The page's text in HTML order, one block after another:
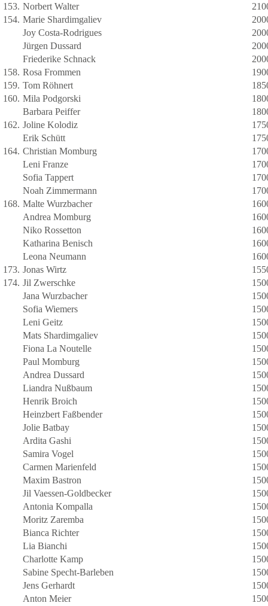
153. Norbert Walter
154. Marie Shardimgaliev
Joy Costa-Rodrigues
Jürgen Dussard
Friederike Schnack
158. Rosa Frommen
159. Tom Röhnert
160. Mila Podgorski
Barbara Peiffer
162. Joline Kolodiz
Erik Schütt
164. Christian Momburg
Leni Franze
Sofia Tappert
Noah Zimmermann
168. Malte Wurzbacher
Andrea Momburg
Niko Rossetton
Katharina Benisch
Leona Neumann
173. Jonas Wirtz
174. Jil Zwerschke
Jana Wurzbacher
Sofia Wiemers
Leni Geitz
Mats Shardimgaliev
Fiona La Noutelle
Paul Momburg
Andrea Dussard
Liandra Nußbaum
Henrik Broich
Heinzbert Faßbender
Jolie Batbay
Ardita Gashi
Samira Vogel
Carmen Marienfeld
Maxim Bastron
Jil Vaessen-Goldbecker
Antonia Kompalla
Moritz Zaremba
Bianca Richter
Lia Bianchi
Charlotte Kamp
Sabine Specht-Barleben
Jens Gerhardt
Anton Meier